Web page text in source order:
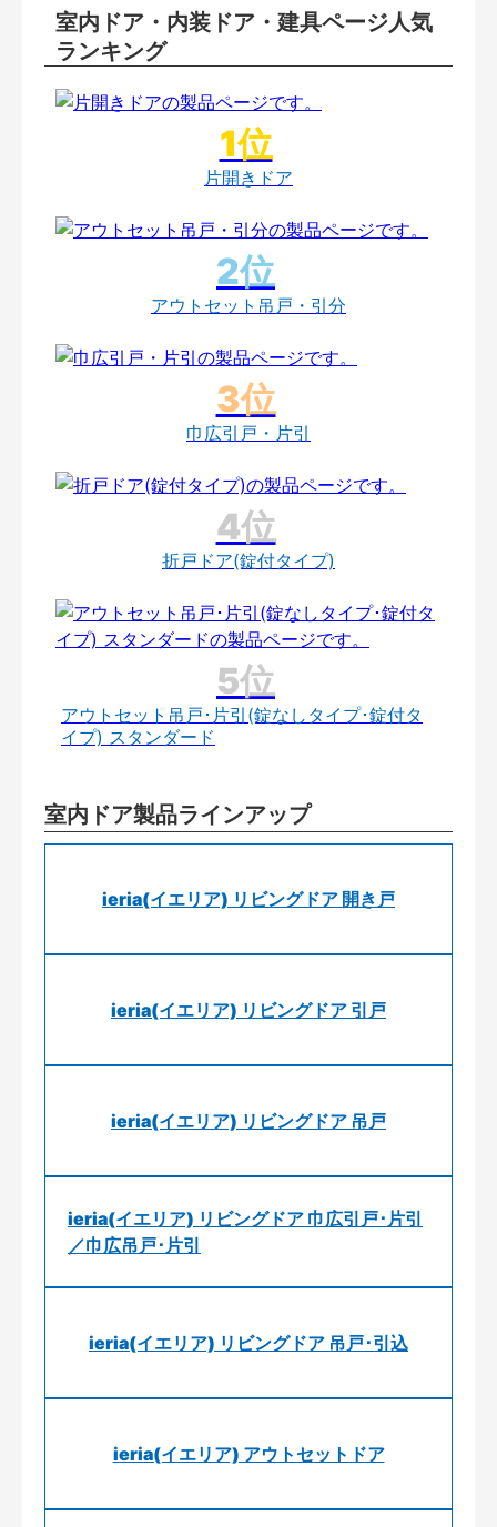
室内ドア・内装ドア・建具ページ人気
ランキング
片開きドア
アウトセット吊戸・引分
巾広引戸・片引
折戸ドア(錠付タイプ)
アウトセット吊戸･片引(錠なしタイプ･錠付タ
イプ) スタンダード
室内ドア製品ラインアップ
ieria(イエリア) リビングドア 開き戸
ieria(イエリア) リビングドア 引戸
ieria(イエリア) リビングドア 吊戸
ieria(イエリア) リビングドア 巾広引戸･片引
／巾広吊戸･片引
ieria(イエリア) リビングドア 吊戸･引込
ieria(イエリア) アウトセットドア